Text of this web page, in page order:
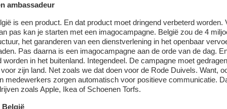
ambassadeur
is een product. En dat product moet dringend verbeterd
pas kan je starten met een imagocampagne. België zou de 4
het garanderen van een dienstverlening in het openbaar
Pas daarna is een imagocampagne aan de orde van de dag.
worden in het buitenland. Integendeel. De campagne moet
zijn land. Net zoals we dat doen voor de Rode Duivels. Want,
medewerkers zorgen automatisch voor positieve communicatie.
zoals Apple, Ikea of Schoenen Torfs.
België